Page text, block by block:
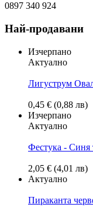
0897 340 924
Най-продавани
Изчерпано
Актуално
Лигуструм
0,45 € (0,88 лв)
Изчерпано
Актуално
Фестука - Синя
2,05 € (4,01 лв)
Актуално
Пираканта